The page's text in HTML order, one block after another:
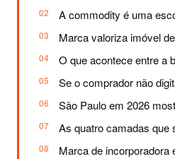
A commodity é uma
Marca valoriza imóvel
O que acontece entre a
Se o comprador não
São Paulo em 2026
As quatro camadas que
Marca de